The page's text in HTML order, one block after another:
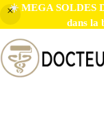
☀️ MEGA SOLDES
dans la